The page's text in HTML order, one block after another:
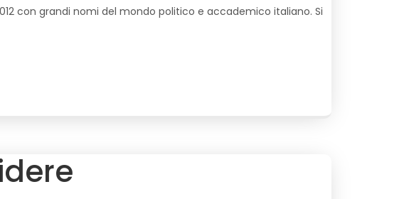
con grandi nomi del mondo politico e accademico italiano. Si